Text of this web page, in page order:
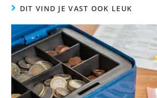
DIT VIND JE VAST OOK LEUK